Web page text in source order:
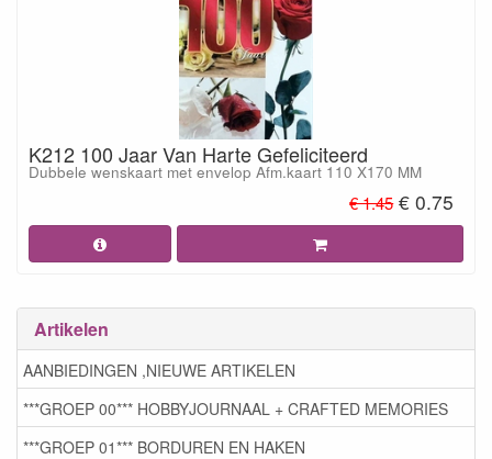
K212 100 Jaar Van Harte Gefeliciteerd
Dubbele wenskaart met envelop Afm.kaart 110 X170 MM
€ 1.45 € 0.75
Artikelen
AANBIEDINGEN ,NIEUWE ARTIKELEN
***GROEP 00*** HOBBYJOURNAAL + CRAFTED MEMORIES
***GROEP 01*** BORDUREN EN HAKEN